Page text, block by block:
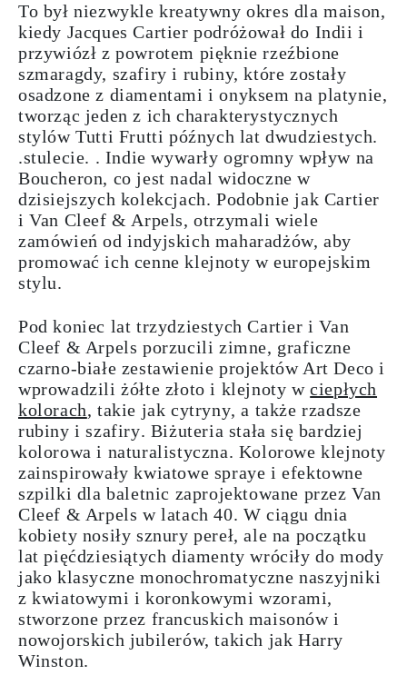
To był niezwykle kreatywny okres dla maison,
kiedy Jacques Cartier podróżował do Indii i
przywiózł z powrotem pięknie rzeźbione
szmaragdy, szafiry i rubiny, które zostały
osadzone z diamentami i onyksem na platynie,
tworząc jeden z ich charakterystycznych
stylów Tutti Frutti późnych lat dwudziestych.
.stulecie. . Indie wywarły ogromny wpływ na
Boucheron, co jest nadal widoczne w
dzisiejszych kolekcjach. Podobnie jak Cartier
i Van Cleef & Arpels, otrzymali wiele
zamówień od indyjskich maharadżów, aby
promować ich cenneklejnoty w europejskim
stylu.
Pod koniec lat trzydziestych Cartier i Van
Cleef & Arpels porzucili zimne, graficzne
czarno-białe zestawienie projektów Art Deco i
wprowadzili żółte złoto i klejnoty wciepłych
kolorach, takie jakcytryny, a także rzadsze
rubiny iszafiry. Biżuteria stała się bardziej
kolorowa i naturalistyczna. Kolorowe klejnoty
zainspirowały kwiatowe spraye i efektowne
szpilki dla baletnic zaprojektowane przez Van
Cleef & Arpels w latach 40. W ciągu dnia
kobiety nosiły sznury pereł, ale na początku
lat pięćdziesiątych diamenty wróciły do ​​mody
jako klasyczne monochromatyczne naszyjniki
z kwiatowymi i koronkowymi wzorami,
stworzone przez francuskich maisonów i
nowojorskich jubilerów, takich jak Harry
Winston.